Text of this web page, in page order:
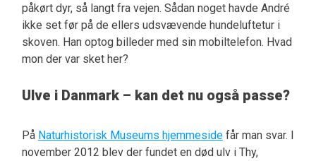
påkørt dyr, så langt fra vejen. Sådan noget havde André
ikke set før på de ellers udsvævende hundeluftetur i
skoven. Han optog billeder med sin mobiltelefon. Hvad
mon der var sket her?
Ulve i Danmark – kan det nu også passe?
På Naturhistorisk Museums hjemmesidefår man svar. I
november 2012 blev der fundet en død ulv i Thy,